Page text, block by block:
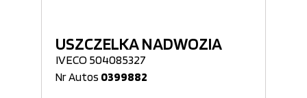
USZCZELKA NADWOZIA
IVECO 504085327
Nr Autos 0399882